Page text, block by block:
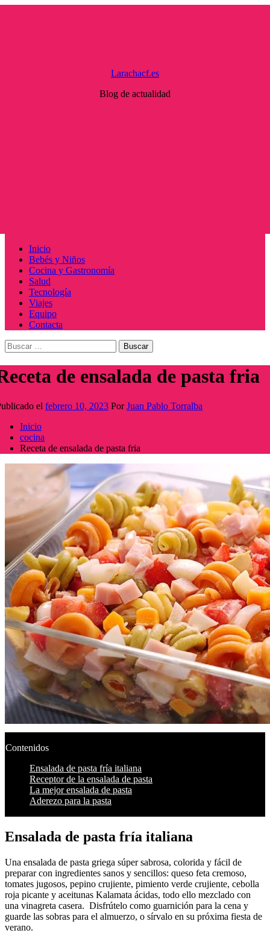
Larachacf.es
Blog de actualidad
Menú
principal
Inicio
Bebés y Niños
Cocina y Gastronomía
Salud
Tecnología
Viajes
Equipo
Contacta
Buscar:
de ensalada de pasta fria
el febrero 10, 2023 PorJuan Pablo Torralba
Inicio
cocina
Receta de ensalada de pasta fria
Contenidos
Ensalada de pasta fría italiana
Receptor de la ensalada de pasta
La mejor ensalada de pasta
Aderezo para la pasta
Ensalada de pasta fría italiana
Una ensalada de pasta griega súper sabrosa, colorida y fácil de
preparar con ingredientes sanos y sencillos: queso feta cremoso,
tomates jugosos, pepino crujiente, pimiento verde crujiente, cebolla
roja picante y aceitunas Kalamata ácidas, todo ello mezclado con
una vinagreta casera. Disfrútelo como guarnición para la cena y
guarde las sobras para el almuerzo, o sírvalo en su próxima fiesta de
verano.